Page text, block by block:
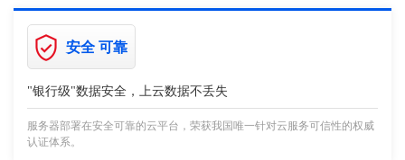
安全 可靠
"银行级"数据安全，上云数据不丢失
服务器部署在安全可靠的云平台，荣获我国唯一针对云服务可信性的权威
认证体系。